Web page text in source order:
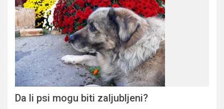
Da li psi mogu biti zaljubljeni?